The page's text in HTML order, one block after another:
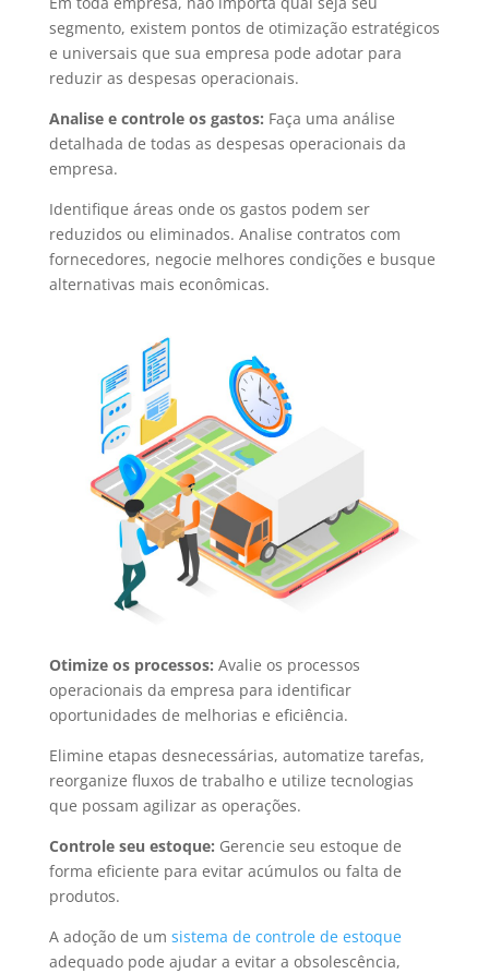
segmento, existem pontos de otimização estratégicos
e universais que sua empresa pode adotar para
reduzir as despesas operacionais.
Analise e controle os gastos: Faça uma análise
detalhada de todas as despesas operacionais da
empresa.
Identifique áreas onde os gastos podem ser
reduzidos ou eliminados. Analise contratos com
fornecedores, negocie melhores condições e busque
alternativas mais econômicas.
Otimize os processos: Avalie os processos
operacionais da empresa para identificar
oportunidades de melhorias e eficiência.
Elimine etapas desnecessárias, automatize tarefas,
reorganize fluxos de trabalho e utilize tecnologias
que possam agilizar as operações.
Controle seu estoque: Gerencie seu estoque de
forma eficiente para evitar acúmulos ou falta de
produtos.
A adoção de um sistema de controle de estoque
adequado pode ajudar a evitar a obsolescência,